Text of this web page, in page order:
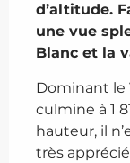
d’altitude.
une vue
Blanc et la
Dominant le
culmine à 1
hauteur, il
très